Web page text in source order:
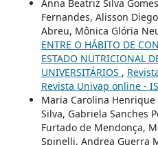
Anna Beatriz Silva
Fernandes, Alisson
Abreu, Mônica Glória
ENTRE O HÁBITO DE
ESTADO NUTRICIONAL
UNIVERSITÁRIOS ,
Revista Univap online -
Maria Carolina
Silva, Gabriela Sanches
Furtado de Mendonça,
Spinelli, Andrea Guerra